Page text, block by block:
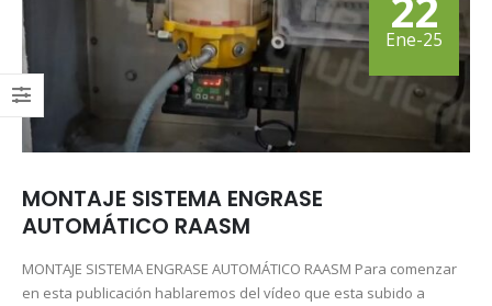
Ene-25
MONTAJE SISTEMA ENGRASE
AUTOMÁTICO RAASM
MONTAJE SISTEMA ENGRASE AUTOMÁTICO RAASM Para comenzar
en esta publicación hablaremos del vídeo que esta subido a
medida para tu RASCO
03/07/2026
Evitando Roturas en
la Producción de
Hormigón gracias a